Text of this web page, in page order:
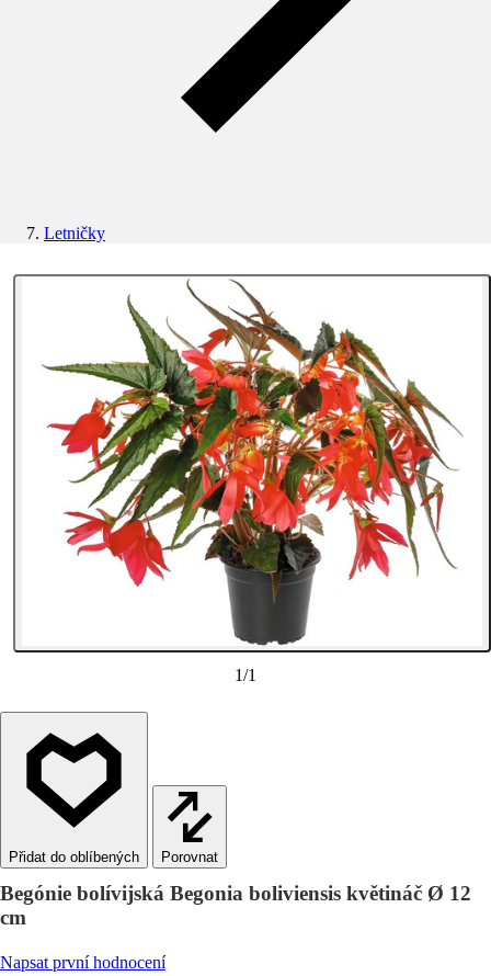
Letničky
1/1
Porovnat
Begónie bolívijská Begonia boliviensis květináč Ø 12
cm
Napsat první hodnocení